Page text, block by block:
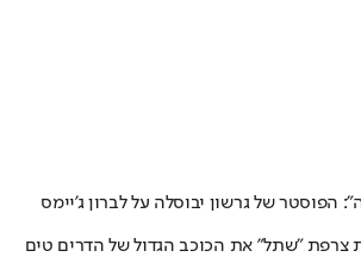
הפוסטר של גרשון יבוסלה על לברון ג'יימס
צרפת "שתל" את הכוכב הגדול של הדרים טים